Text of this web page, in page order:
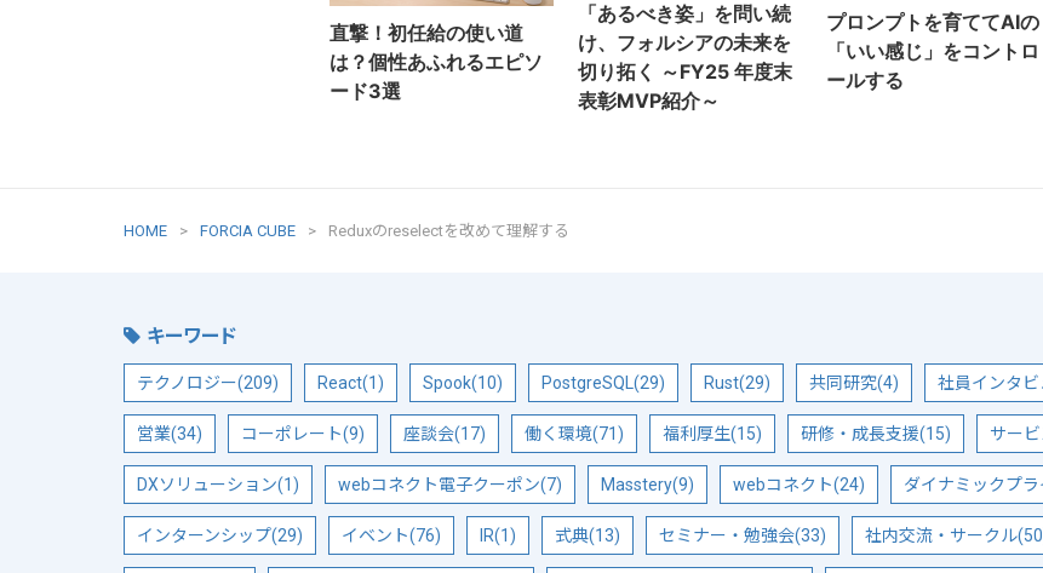
直撃！初任給の使い道
は？個性あふれるエピソ
ード3選
「あるべき姿」を問い続
け、フォルシアの未来を
切り拓く ～FY25 年度末
表彰MVP紹介～
プロンプトを育ててAIの
「いい感じ」をコントロ
ールする
HOME FORCIA CUBE Reduxのreselectを改めて理解する
キーワード
テクノロジー(209) React(1) Spook(10) PostgreSQL(29) Rust(29) 共同研究(4) 社員インタ
営業(34) コーポレート(9) 座談会(17) 働く環境(71) 福利厚生(15) 研修・成長支援(15) サー
DXソリューション(1) webコネクト電子クーポン(7) Masstery(9) webコネクト(24) ダイナミックプ
インターンシップ(29) イベント(76) IR(1) 式典(13) セミナー・勉強会(33) 社内交流・サークル